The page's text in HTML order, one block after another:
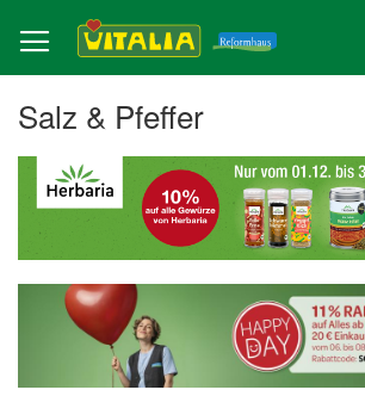
zum
Inhalt
Salz & Pfeffer